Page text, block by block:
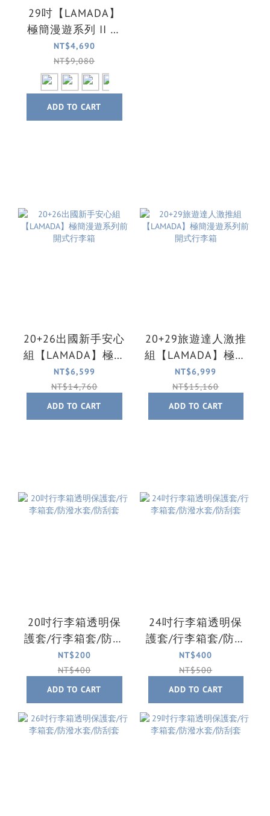
29吋【LAMADA】
極簡漫遊系列 II 代
煞車輪前開式旅行
箱/行李箱(4色可選)
NT$4,690
NT$9,080
ADD TO CART
20+26出國新手安心
組【LAMADA】極簡
漫遊系列前開式行
李箱
NT$6,599
NT$14,760
ADD TO CART
20+29旅遊達人激推
組【LAMADA】極簡
漫遊系列前開式行
李箱
NT$6,999
NT$15,160
ADD TO CART
20吋行李箱透明保
護套/行李箱套/防潑
水套/防刮套
NT$200
NT$400
ADD TO CART
24吋行李箱透明保
護套/行李箱套/防潑
水套/防刮套
NT$400
NT$500
ADD TO CART